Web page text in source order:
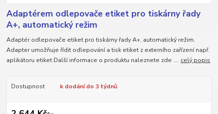
Adaptérem odlepovače etiket pro tiskárny řady
A+, automatický režim
Adaptér odlepovače etiket pro tiskárny řady A+, automatický režim.
Adapter umožňuje řídit odlepování a tisk etiket z externího zařízení např.
aplikátoru etiket Další informace o produktu naleznete zde .... celý popis
Dostupnost k dodání do 3 týdnů